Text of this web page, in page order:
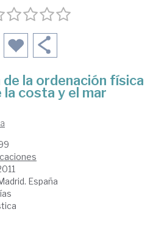
la ordenación física
costa y el mar
España